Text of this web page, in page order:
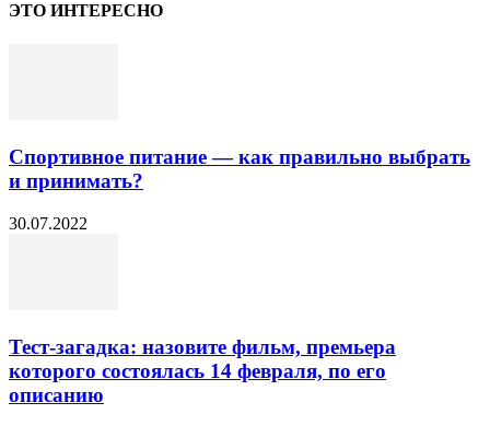
ЭТО ИНТЕРЕСНО
Спортивное питание — как правильно выбрать
и принимать?
30.07.2022
Тест-загадка: назовите фильм, премьера
которого состоялась 14 февраля, по его
описанию